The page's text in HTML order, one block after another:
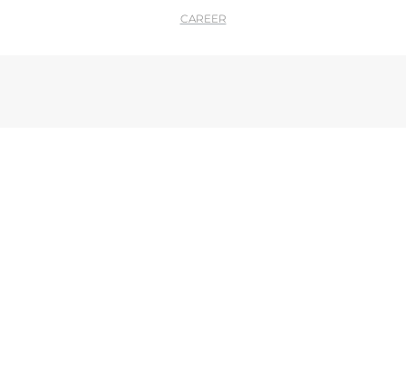
CAREER